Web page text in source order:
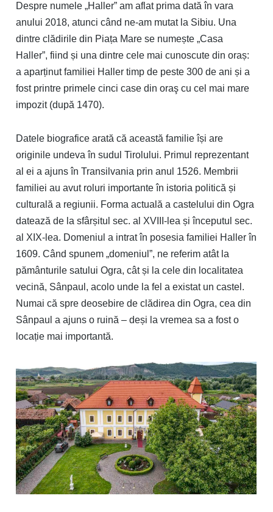
Despre numele „Haller” am aflat prima dată în vara
anului 2018, atunci când ne-am mutat la Sibiu. Una
dintre clădirile din Piața Mare se numește „Casa
Haller”, fiind și una dintre cele mai cunoscute din oraș:
a aparținut familiei Haller timp de peste 300 de ani și a
fost printre primele cinci case din oraş cu cel mai mare
impozit (după 1470).
Datele biografice arată că această familie își are
originile undeva în sudul Tirolului. Primul reprezentant
al ei a ajuns în Transilvania prin anul 1526. Membrii
familiei au avut roluri importante în istoria politică și
culturală a regiunii. Forma actuală a castelului din Ogra
datează de la sfârșitul sec. al XVIII-lea și începutul sec.
al XIX-lea. Domeniul a intrat în posesia familiei Haller în
1609. Când spunem „domeniul”, ne referim atât la
pământurile satului Ogra, cât și la cele din localitatea
vecină, Sânpaul, acolo unde la fel a existat un castel.
Numai că spre deosebire de clădirea din Ogra, cea din
Sânpaul a ajuns o ruină – deși la vremea sa a fost o
locație mai importantă.